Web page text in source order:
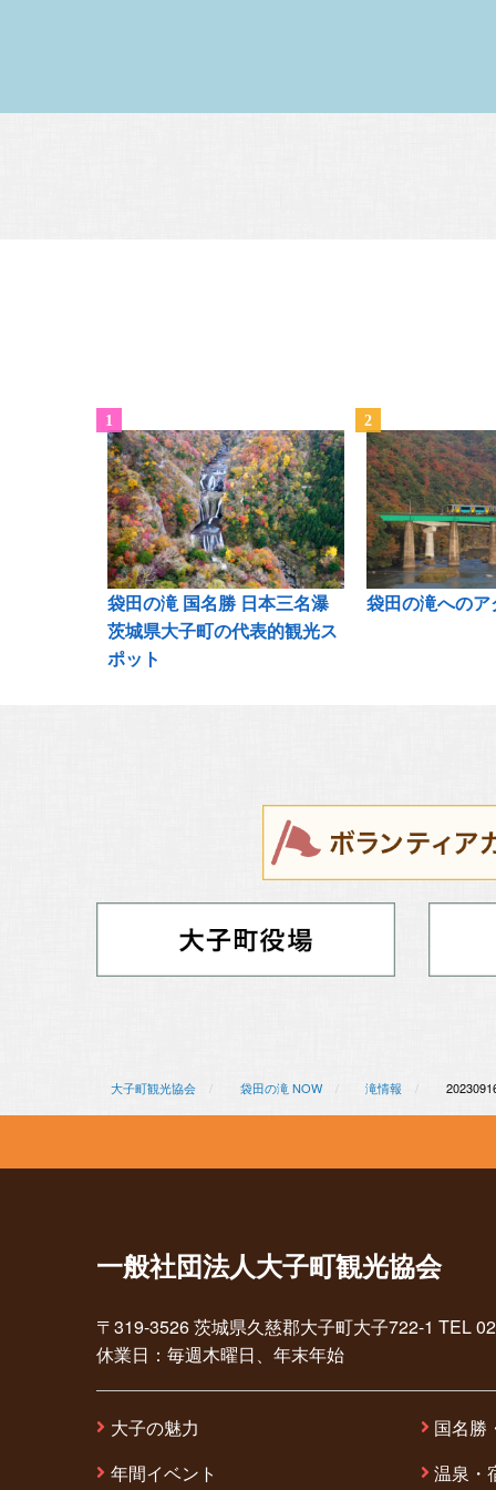
袋田の滝 国名勝 日本三名瀑
茨城県大子町の代表的観光ス
ポット
袋田の滝へのア
大子町観光協会 袋田の滝 NOW 滝情報
一般社団法人大子町観光協会
〒319-3526 茨城県久慈郡大子町大子722-1 TEL
休業日：毎週木曜日、年末年始
大子の魅力
国名勝
年間イベント
温泉・